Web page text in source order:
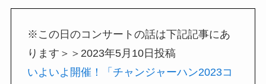
※この日のコンサートの話は下記記事にあ
ります＞＞2023年5月10日投稿
いよいよ開催！「チャンジャーハン2023コ